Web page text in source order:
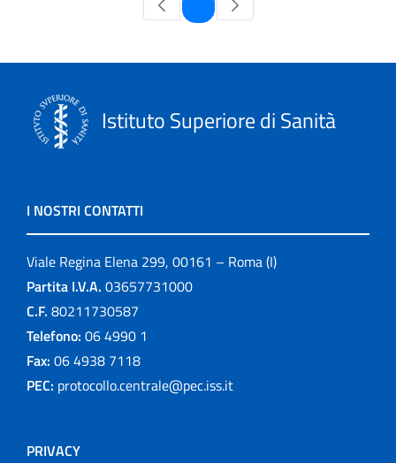
Istituto Superiore di Sanità
I NOSTRI CONTATTI
Viale Regina Elena 299, 00161 – Roma (I)
Partita I.V.A. 03657731000
C.F. 80211730587
Telefono: 06 4990 1
Fax: 06 4938 7118
PEC: protocollo.centrale@pec.iss.it
PRIVACY